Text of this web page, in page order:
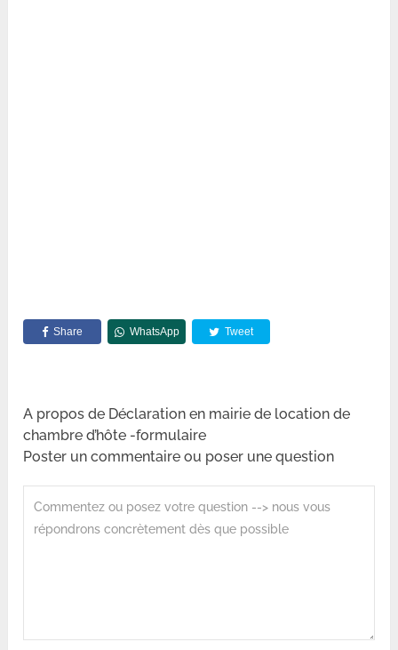
Share WhatsApp Tweet
A propos de Déclaration en mairie de location de
chambre d’hôte -formulaire
Poster un commentaire ou poser une question